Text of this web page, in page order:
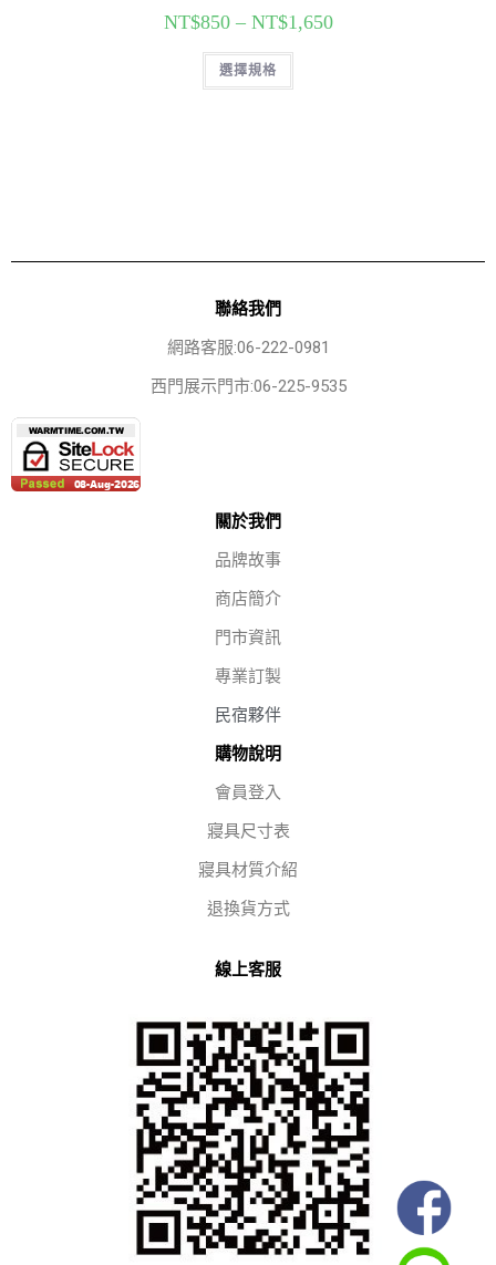
NT$850– NT$1,650
選擇規格
聯絡我們
網路客服:06-222-0981
西門展示門市:06-225-9535
關於我們
品牌故事
商店簡介
門市資訊
專業訂製
民宿夥伴
購物說明
會員登入
寢具尺寸表
寢具材質介紹
退換貨方式
線上客服